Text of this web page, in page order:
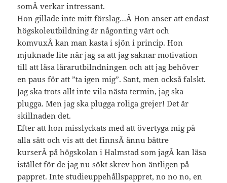
somÂ verkar intressant.
Hon gillade inte mitt förslag…Â Hon anser att endast
högskoleutbildning är någonting värt och
komvuxÂ kan man kasta i sjön i princip. Hon
mjuknade lite när jag sa att jag saknar motivation
till att läsa lärarutbilndningen och att jag behöver
en paus för att ”ta igen mig”. Sant, men också falskt.
Jag ska trots allt inte vila nästa termin, jag ska
plugga. Men jag ska plugga roliga grejer! Det är
skillnaden det.
Efter att hon misslyckats med att övertyga mig på
alla sätt och vis att det finnsÂ ännu bättre
kurserÂ på högskolan i Halmstad som jagÂ kan läsa
istället för de jag nu sökt skrev hon äntligen på
pappret. Inte studieuppehållspappret, no no no, en